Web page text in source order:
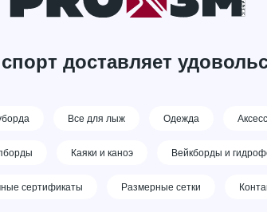
доставляет
Все для лыж Одежда
Каяки и каноэ Вейкборды и
сертификаты Размерные сетки